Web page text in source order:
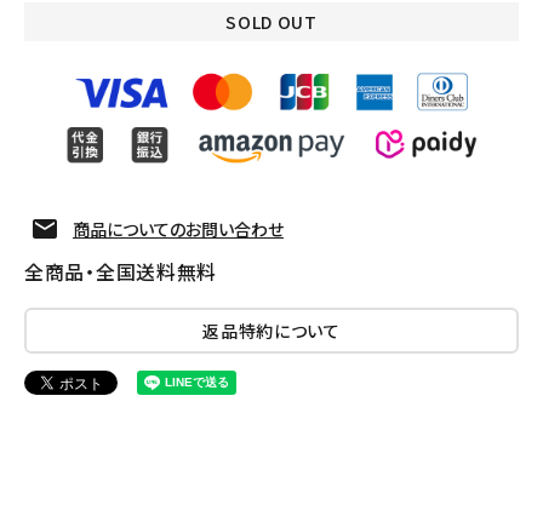
person 会員登録
Follow us
SOLD OUT
商品についてのお問い合わせ
全商品・全国送料無料
返品特約について